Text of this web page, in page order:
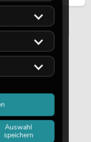
Auswahl
speichern